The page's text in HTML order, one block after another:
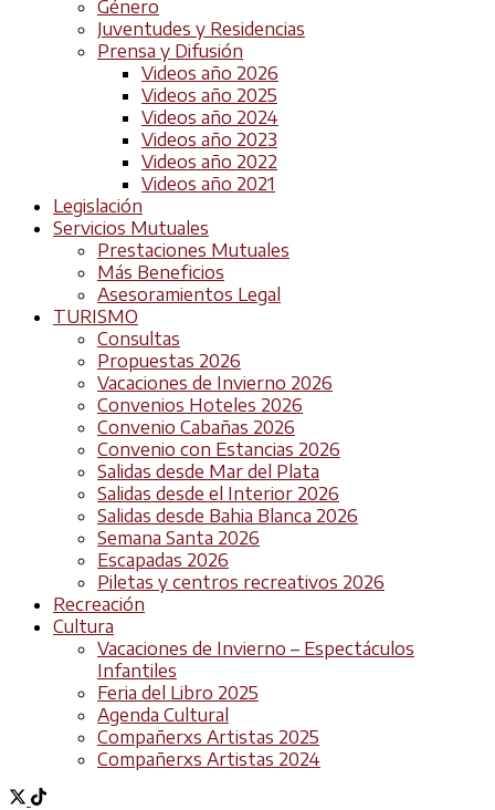
Género
Juventudes y Residencias
Prensa y Difusión
Videos año 2026
Videos año 2025
Videos año 2024
Videos año 2023
Videos año 2022
Videos año 2021
Legislación
Servicios Mutuales
Prestaciones Mutuales
Más Beneficios
Asesoramientos Legal
TURISMO
Consultas
Propuestas 2026
Vacaciones de Invierno 2026
Convenios Hoteles 2026
Convenio Cabañas 2026
Convenio con Estancias 2026
Salidas desde Mar del Plata
Salidas desde el Interior 2026
Salidas desde Bahia Blanca 2026
Semana Santa 2026
Escapadas 2026
Piletas y centros recreativos 2026
Recreación
Cultura
Vacaciones de Invierno – Espectáculos
Infantiles
Feria del Libro 2025
Agenda Cultural
Compañerxs Artistas 2025
Compañerxs Artistas 2024